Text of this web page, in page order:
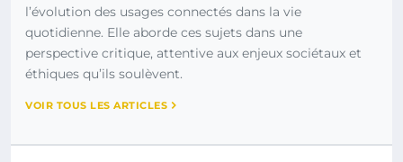
l’évolution des usages connectés dans la vie
quotidienne. Elle aborde ces sujets dans une
perspective critique, attentive aux enjeux sociétaux et
éthiques qu’ils soulèvent.
VOIR TOUS LES ARTICLES